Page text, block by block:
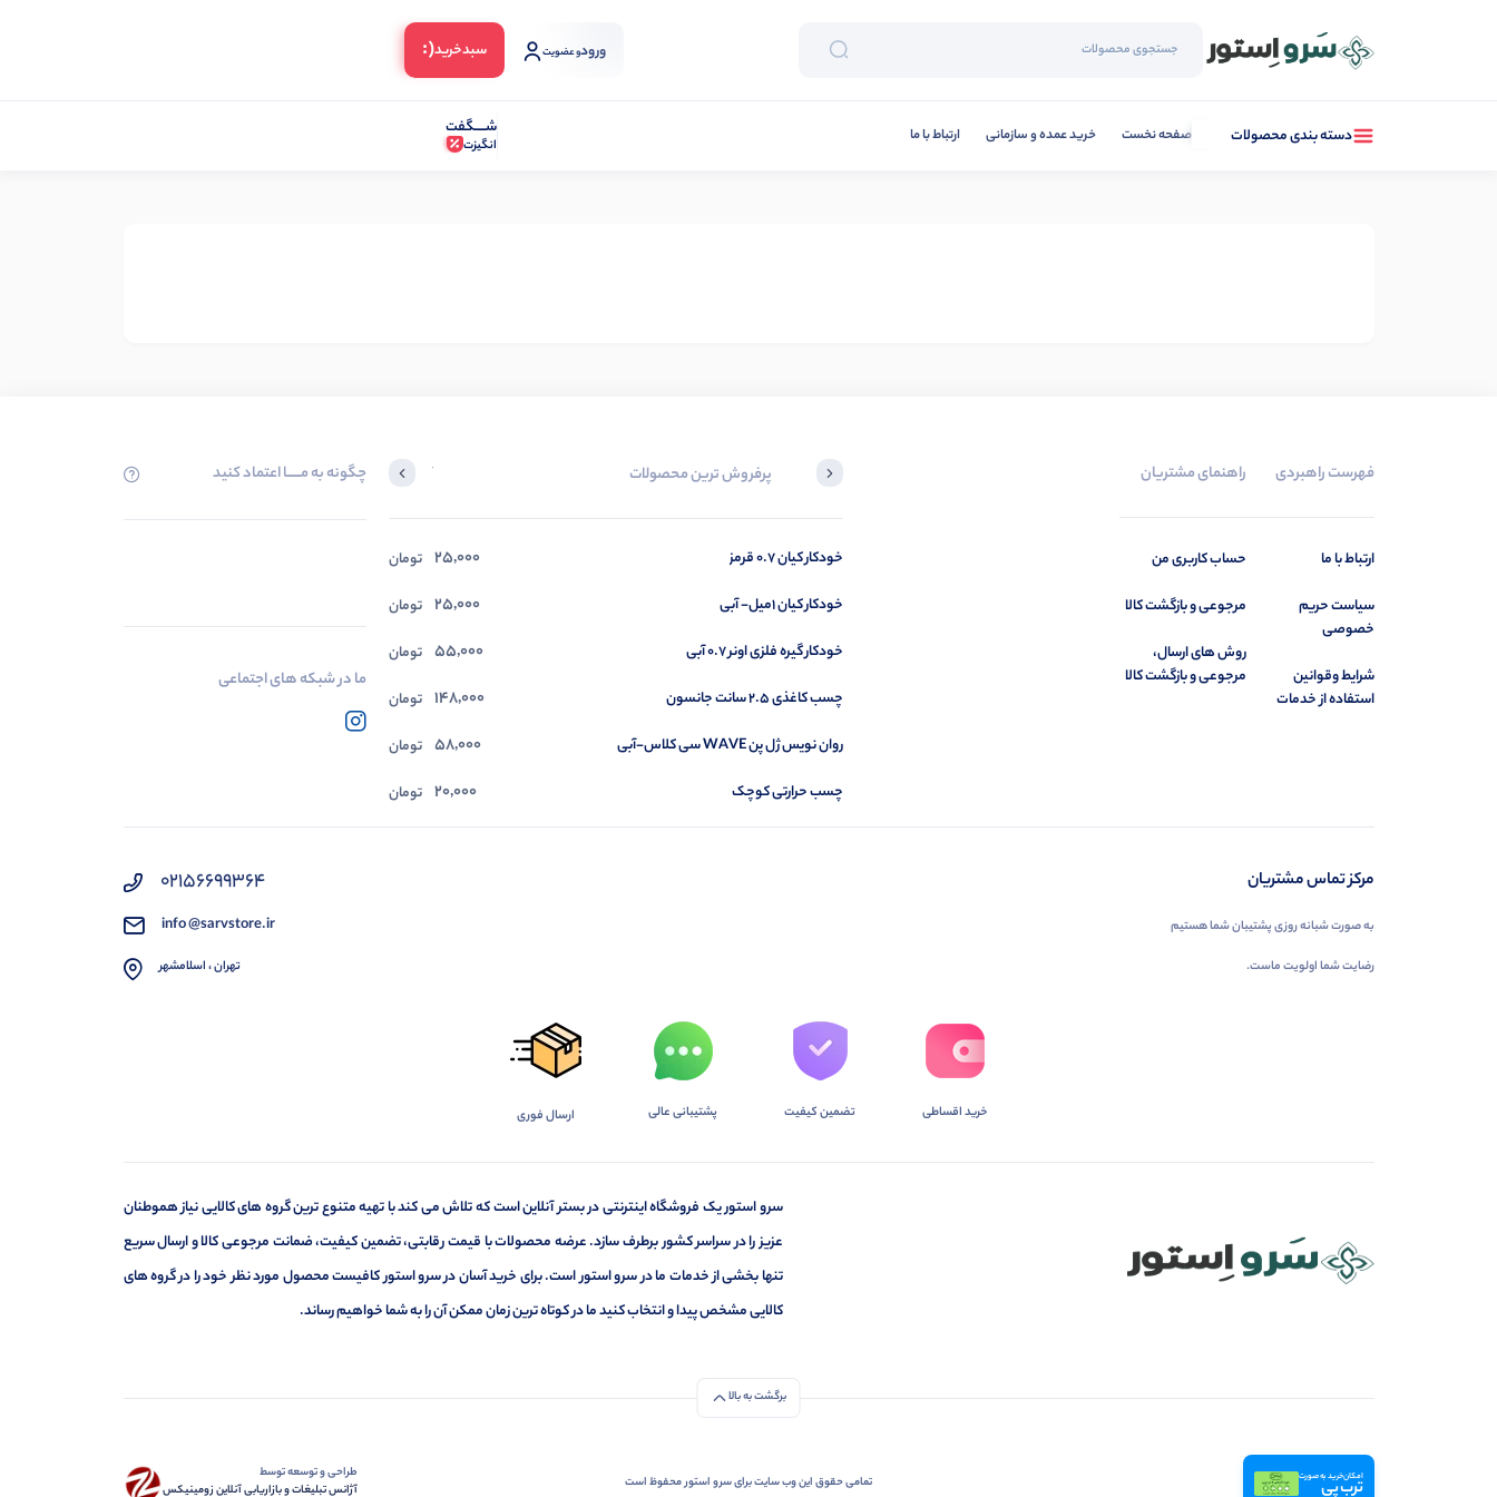
ورودو عضویت سبد‌خرید(:
دسته بندی محصولات صفحه نخست خرید عمده و سازمانی ارتباط با ما شـــــگفت
انگیزت
فهرست راهبردی
ارتباط با ما
سیاست حریم
خصوصی
شرایط وقوانین
استفاده از خدمات
راهنمای مشتریان
حساب کاربری من
مرجوعی و بازگشت کالا
روش های ارسال،
مرجوعی و بازگشت کالا
پرفروش ترین محصولات آخرین محصولاتی که بازدید کردید
خودکار کیان 0.7 قرمز 25,000 تومان
خودکار کیان 1میل- آبی
25,000 تومان
خودکار گیره فلزی اونر 0.7 آبی
55,000 تومان
چسب کاغذی 2.5 سانت جانسون
148,000 تومان
روان نویس ژل پن WAVE سی کلاس-آبی
58,000 تومان
چسب حرارتی کوچک
20,000 تومان
چگونه به مــــــا اعتماد کنید
ما در شبکه های اجتماعی
مرکز تماس مشتریان
به صورت شبانه روزی پشتیبان شما هستیم
رضایت شما اولویت ماست.
02156699364
info @sarvstore.ir
تهران ، اسلامشهر
خرید اقساطی تضمین کیفیت پشتیبانی عالی ارسال فوری
سرو استور یک فروشگاه اینترنتی در بستر آنلاین است که تلاش می کند با تهیه متنوع ترین گروه های کالایی نیاز هموطنان
عزیز را در سراسر کشور برطرف سازد. عرضه محصولات با قیمت رقابتی، تضمین کیفیت، ضمانت مرجوعی کالا و ارسال سریع
تنها بخشی از خدمات ما در سرو استور است. برای خرید آسان در سرو استور کافیست محصول مورد نظر خود را در گروه های
کالایی مشخص پیدا و انتخاب کنید ما در کوتاه ترین زمان ممکن آن را به شما خواهیم رساند.
برگشت به بالا
امکان خرید به صورت
ترب پی تمامی حقوق این وب سایت برای سرو استور محفوظ است
طراحی و توسعه توسط
آژانس تبلیغات و بازاریابی آنلاین زومینیکس